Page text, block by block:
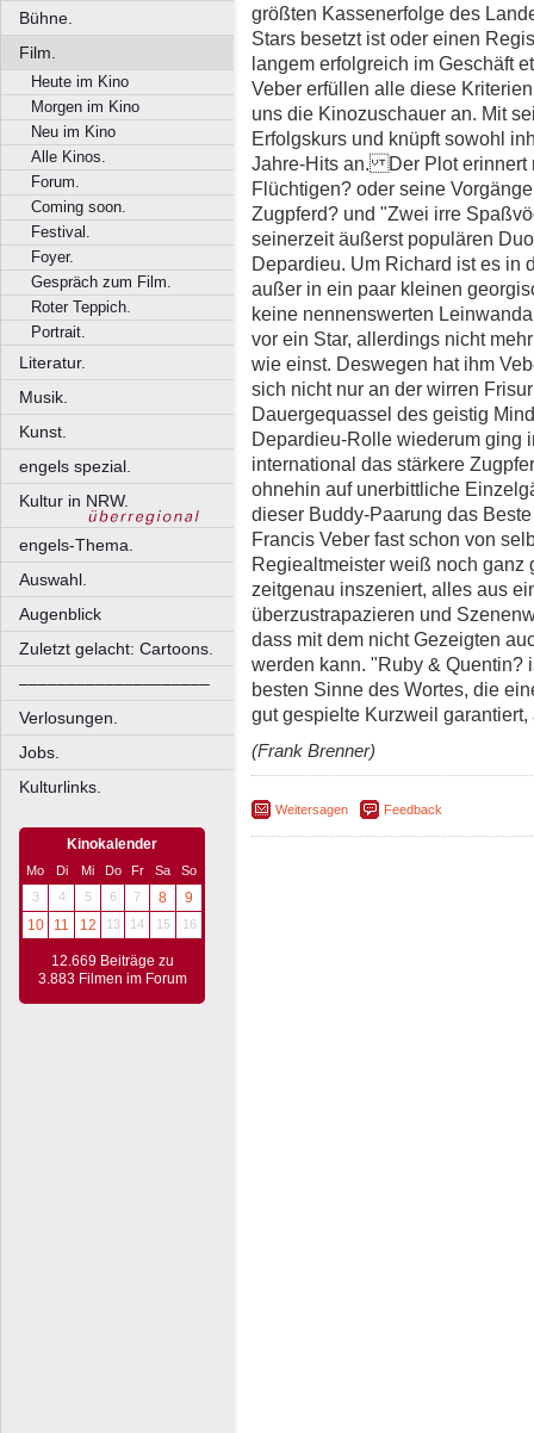
Bühne.
Film.
Heute im Kino
Morgen im Kino
Neu im Kino
Alle Kinos.
Forum.
Coming soon.
Festival.
Foyer.
Gespräch zum Film.
Roter Teppich.
Portrait.
Literatur.
Musik.
Kunst.
engels spezial.
Kultur in NRW.
engels-Thema.
Auswahl.
Augenblick
Zuletzt gelacht: Cartoons.
––––––––––––––––––––
Verlosungen.
Jobs.
Kulturlinks.
Kinokalender
Mo Di Mi Do Fr Sa
So
3
4 5 6 7 8
9
10
11 12 13 14 15 16
12.669 Beiträge zu
3.883 Filmen im Forum
größten Kassenerfolge des
Stars besetzt ist oder einen
langem erfolgreich im Geschäft
Veber erfüllen alle diese
uns die Kinozuschauer an. Mit
Erfolgskurs und knüpft sowohl
Jahre-Hits an. Der Plot erinnert
Flüchtigen? oder seine
Zugpferd? und "Zwei irre
seinerzeit äußerst populären
Depardieu. Um Richard ist es in
außer in ein paar kleinen
keine nennenswerten
vor ein Star, allerdings nicht
wie einst. Deswegen hat ihm
sich nicht nur an der wirren
Dauergequassel des geistig
Depardieu-Rolle wiederum ging
international das stärkere
ohnehin auf unerbittliche
dieser Buddy-Paarung das
Francis Veber fast schon von
Regiealtmeister weiß noch ganz
zeitgenau inszeniert, alles aus
überzustrapazieren und
dass mit dem nicht Gezeigten
werden kann. "Ruby & Quentin?
besten Sinne des Wortes, die
gut gespielte Kurzweil
(Frank Brenner)
Weitersagen Feedback